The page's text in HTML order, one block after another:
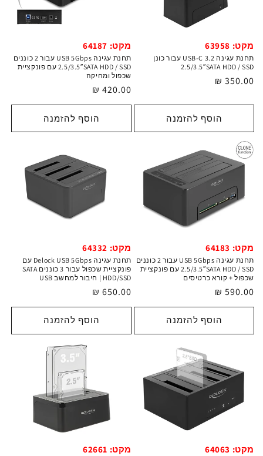
מקט: 63958
תחנת עגינה USB-C 3.2 עבור כונן
2.5/3.5″SATA HDD / SSD
מחיר
350.00 ₪
הוסף להזמנה
מקט: 64187
תחנת עגינה USB 5Gbps עבור 2 כוננים
2.5/3.5″SATA HDD / SSD עם פונקציית
שכפול ומחיקה
מחיר
רגיל
420.00 ₪
הוסף להזמנה
מקט: 64183
תחנת עגינה USB 5Gbps עבור 2 כוננים
2.5/3.5″SATA HDD / SSD עם פונקציית
שכפול + קורא כרטיסים
מחיר
רגיל
590.00 ₪
הוסף להזמנה
מקט: 64332
תחנת עגינה Delock USB 5Gbps עם
פונקציית שכפול עבור 3 כוננים SATA
HDD/SSD | חיבור למחשב USB
מחיר
רגיל
650.00 ₪
הוסף להזמנה
מקט: 64063 מקט: 62661